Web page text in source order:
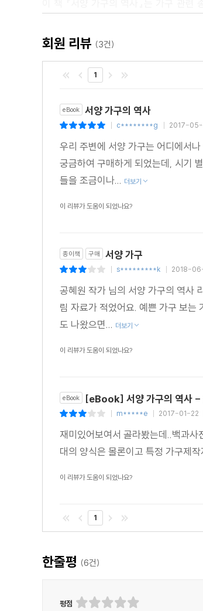
이집트인들은 왜 금으로 의자를 만들었
회원 리뷰 (3건)
1
eBook 서양 가구의 역사
c********g 2017-
우리 주변에 서양 가구는 어디에서
궁금하여 구매하게 되었는데, 시기
들을 조금이나... 더보기
이 리뷰가 도움이 되었나요?
종이책 구매 서양 가구
s*********k 2018-
공혜원 작가 님의 서양 가구의 역사
림 자료가 적었어요. 예쁜 가구 보는
도 나왔으면... 더보기
이 리뷰가 도움이 되었나요?
eBook [eBook] 서양 가구의 역사
m*****e 2017-01-22
재미있어보여서 골라봤는데..백과
대의 양식은 몰론이고 특정 가구제
이 리뷰가 도움이 되었나요?
1
한줄평 (6건)
평점